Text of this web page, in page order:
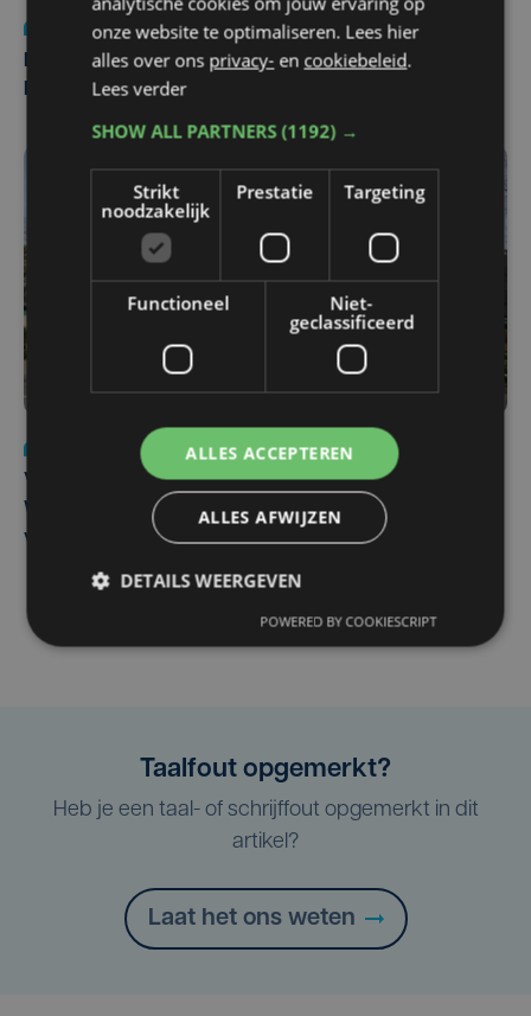
Nieuws
di 4 augustus | 09:32
Man en vrouw dood aangetroffen in woning in Sint-
Pieters Brugge
wo 5 augustus | 11:57
Vier Oostendse gynaecologen versterken dienst in AZ
West, dat ook een nieuwe voltijdse gynaecoloog
verwelkomt
Taalfout opgemerkt?
Heb je een taal- of schrijffout opgemerkt in dit
artikel?
Laat het ons weten
onze website te optimaliseren. Lees hier
alles over ons privacy- en cookiebeleid.
Lees verder
SHOW ALL PARTNERS(1192) →
Strikt
noodzakelijk
Prestatie Targeting
Functioneel
Niet-
geclassificeerd
ALLES ACCEPTEREN
ALLES AFWIJZEN
DETAILS WEERGEVEN
POWERED BY COOKIESCRIPT